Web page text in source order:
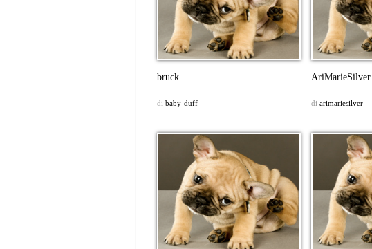
bruck
di baby-duff
AriMarieSilver
di arimariesilver